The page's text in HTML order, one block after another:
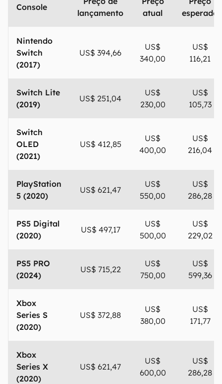
Console
lançamento
atual
esperado
Nintendo
Switch
(2017)
US$ 394,66
US$
340,00
US$
116,21
Switch Lite
(2019)
US$ 251,04
US$
230,00
US$
105,73
Switch
OLED
(2021)
US$ 412,85
US$
400,00
US$
216,04
PlayStation
5 (2020)
US$ 621,47
US$
550,00
US$
286,28
PS5 Digital
(2020)
US$ 497,17
US$
500,00
US$
229,02
PS5 PRO
(2024)
US$ 715,22
US$
750,00
US$
599,36
Xbox
Series S
(2020)
US$ 372,88
US$
380,00
US$
171,77
Xbox
Series X
(2020)
US$ 621,47
US$
600,00
US$
286,28